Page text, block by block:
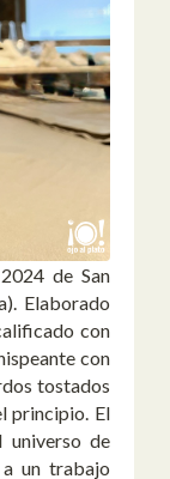
de San
Elaborado
con
con
tostados
principio. El
universo de
un trabajo